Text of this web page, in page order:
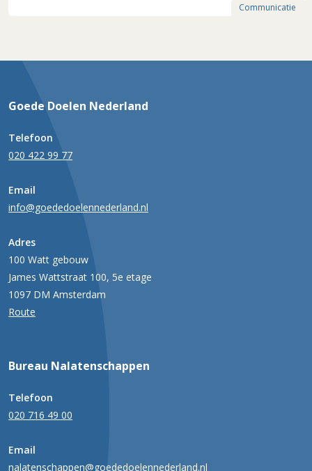
Communicatie
Goede Doelen Nederland
Telefoon
020 422 99 77
Email
info@goededoelennederland.nl
Adres
100 Watt gebouw
James Wattstraat 100, 5e etage
1097 DM Amsterdam
Route
Bureau Nalatenschappen
Telefoon
020 716 49 00
Email
nalatenschappen@goededoelennederland.nl